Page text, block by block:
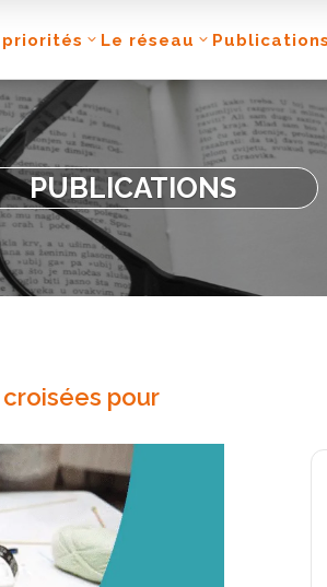
priorités Le réseau Publications
PUBLICATIONS
croisées pour